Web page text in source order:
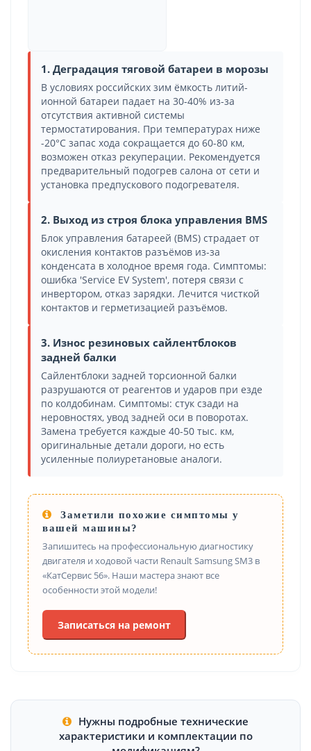
1. Деградация тяговой батареи в морозы
В условиях российских зим ёмкость литий-
ионной батареи падает на 30-40% из-за
отсутствия активной системы
термостатирования. При температурах ниже
-20°C запас хода сокращается до 60-80 км,
возможен отказ рекуперации. Рекомендуется
предварительный подогрев салона от сети и
установка предпускового подогревателя.
2. Выход из строя блока управления BMS
Блок управления батареей (BMS) страдает от
окисления контактов разъёмов из-за
конденсата в холодное время года. Симптомы:
ошибка 'Service EV System', потеря связи с
инвертором, отказ зарядки. Лечится чисткой
контактов и герметизацией разъёмов.
3. Износ резиновых сайлентблоков
задней балки
Сайлентблоки задней торсионной балки
разрушаются от реагентов и ударов при езде
по колдобинам. Симптомы: стук сзади на
неровностях, увод задней оси в поворотах.
Замена требуется каждые 40-50 тыс. км,
оригинальные детали дороги, но есть
усиленные полиуретановые аналоги.
Заметили похожие симптомы у
вашей машины?
Запишитесь на профессиональную диагностику
двигателя и ходовой части Renault Samsung SM3 в
«КатСервис 56». Наши мастера знают все
особенности этой модели!
Записаться на ремонт
Нужны подробные технические
характеристики и комплектации по